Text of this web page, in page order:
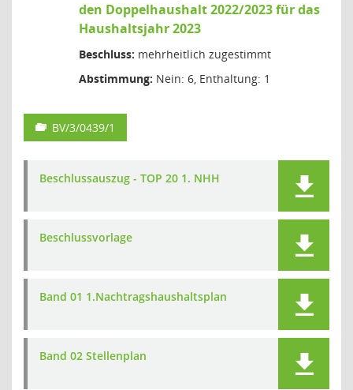
den Doppelhaushalt 2022/2023 für das
Haushaltsjahr 2023
Beschluss: mehrheitlich zugestimmt
Abstimmung: Nein: 6, Enthaltung: 1
BV/3/0439/1
Beschlussauszug - TOP 20 1. NHH
Beschlussvorlage
Band 01 1.Nachtragshaushaltsplan
Band 02 Stellenplan